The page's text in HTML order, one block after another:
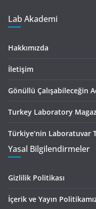
Lab Akademi
Hakkımızda
İletişim
Gönüllü Çalışabileceğin
Turkey Laboratory
Türkiye’nin Laboratuvar
Yasal Bilgilendirmeler
Gizlilik Politikası
İçerik ve Yayın